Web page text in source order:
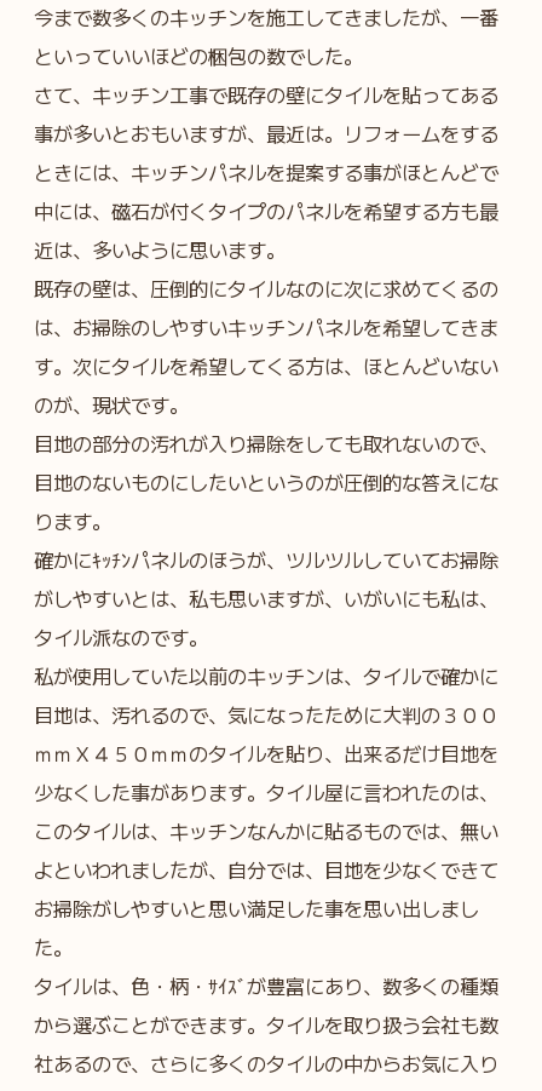
今まで数多くのキッチンを施工してきましたが、一番
といっていいほどの梱包の数でした。
さて、キッチン工事で既存の壁にタイルを貼ってある
事が多いとおもいますが、最近は。リフォームをする
ときには、キッチンパネルを提案する事がほとんどで
中には、磁石が付くタイプのパネルを希望する方も最
近は、多いように思います。
既存の壁は、圧倒的にタイルなのに次に求めてくるの
は、お掃除のしやすいキッチンパネルを希望してきま
す。次にタイルを希望してくる方は、ほとんどいない
のが、現状です。
目地の部分の汚れが入り掃除をしても取れないので、
目地のないものにしたいというのが圧倒的な答えにな
ります。
確かにｷｯﾁﾝパネルのほうが、ツルツルしていてお掃除
がしやすいとは、私も思いますが、いがいにも私は、
タイル派なのです。
私が使用していた以前のキッチンは、タイルで確かに
目地は、汚れるので、気になったために大判の３００
ｍｍＸ４５０ｍｍのタイルを貼り、出来るだけ目地を
少なくした事があります。タイル屋に言われたのは、
このタイルは、キッチンなんかに貼るものでは、無い
よといわれましたが、自分では、目地を少なくできて
お掃除がしやすいと思い満足した事を思い出しまし
た。
タイルは、色・柄・ｻｲｽﾞが豊富にあり、数多くの種類
から選ぶことができます。タイルを取り扱う会社も数
社あるので、さらに多くのタイルの中からお気に入り